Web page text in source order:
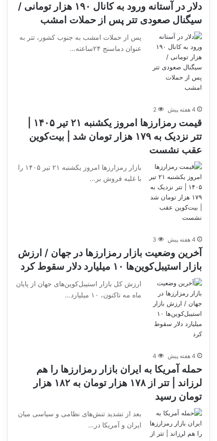
دلار در آستانه ورود به کانال ۱۹۰ هزار تومانی /
سیگنال صعودی تتر پس از حملات امشب
پس از حملات امشب به جنوب کشور، تتر به
عنوان دماسنج ۲۴ساعته…
4 هفته پیش 2
تتر نزدیک به ۱۷۹ هزار تومان شد | بیت‌کوین
عقب نشست
بازار رمزارزها امروز یکشنبه ۲۱ تیر ۱۴۰۵ را
با غلبه فروش بر…
4 هفته پیش 3
آخرین وضعیت بازار رمزارزها در جهان / ارزش
بازار استیبل‌کوین‌ها ۱۰ میلیارد دلار سقوط کرد
ارزش کل بازار استیبل‌کوین‌های جهان از پایان
ماه مه تاکنون، ۱۰ میلیارد…
4 هفته پیش 4
حمله آمریکا به ایران بازار رمزارزها را هم
لرزاند | تتر از ۱۷۸ هزار تومان به ۱۸۲ هزار
تومان رسید
بعد از تشدید تنش‌های نظامی و سیاسی میان
ایران و آمریکا در…